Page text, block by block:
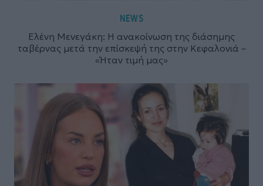
NEWS
Ελένη Μενεγάκη: Η ανακοίνωση της διάσημης
ταβέρνας μετά την επίσκεψή της στην Κεφαλονιά –
«Ήταν τιμή μας»